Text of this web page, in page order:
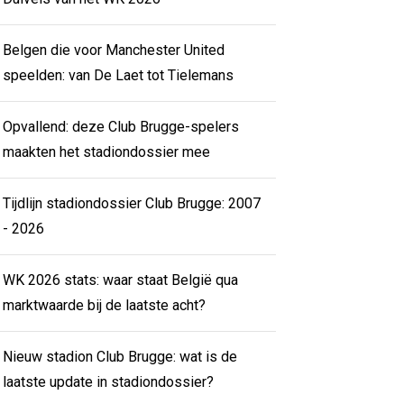
Belgen die voor Manchester United
speelden: van De Laet tot Tielemans
Opvallend: deze Club Brugge-spelers
maakten het stadiondossier mee
Tijdlijn stadiondossier Club Brugge: 2007
- 2026
WK 2026 stats: waar staat België qua
marktwaarde bij de laatste acht?
Nieuw stadion Club Brugge: wat is de
laatste update in stadiondossier?